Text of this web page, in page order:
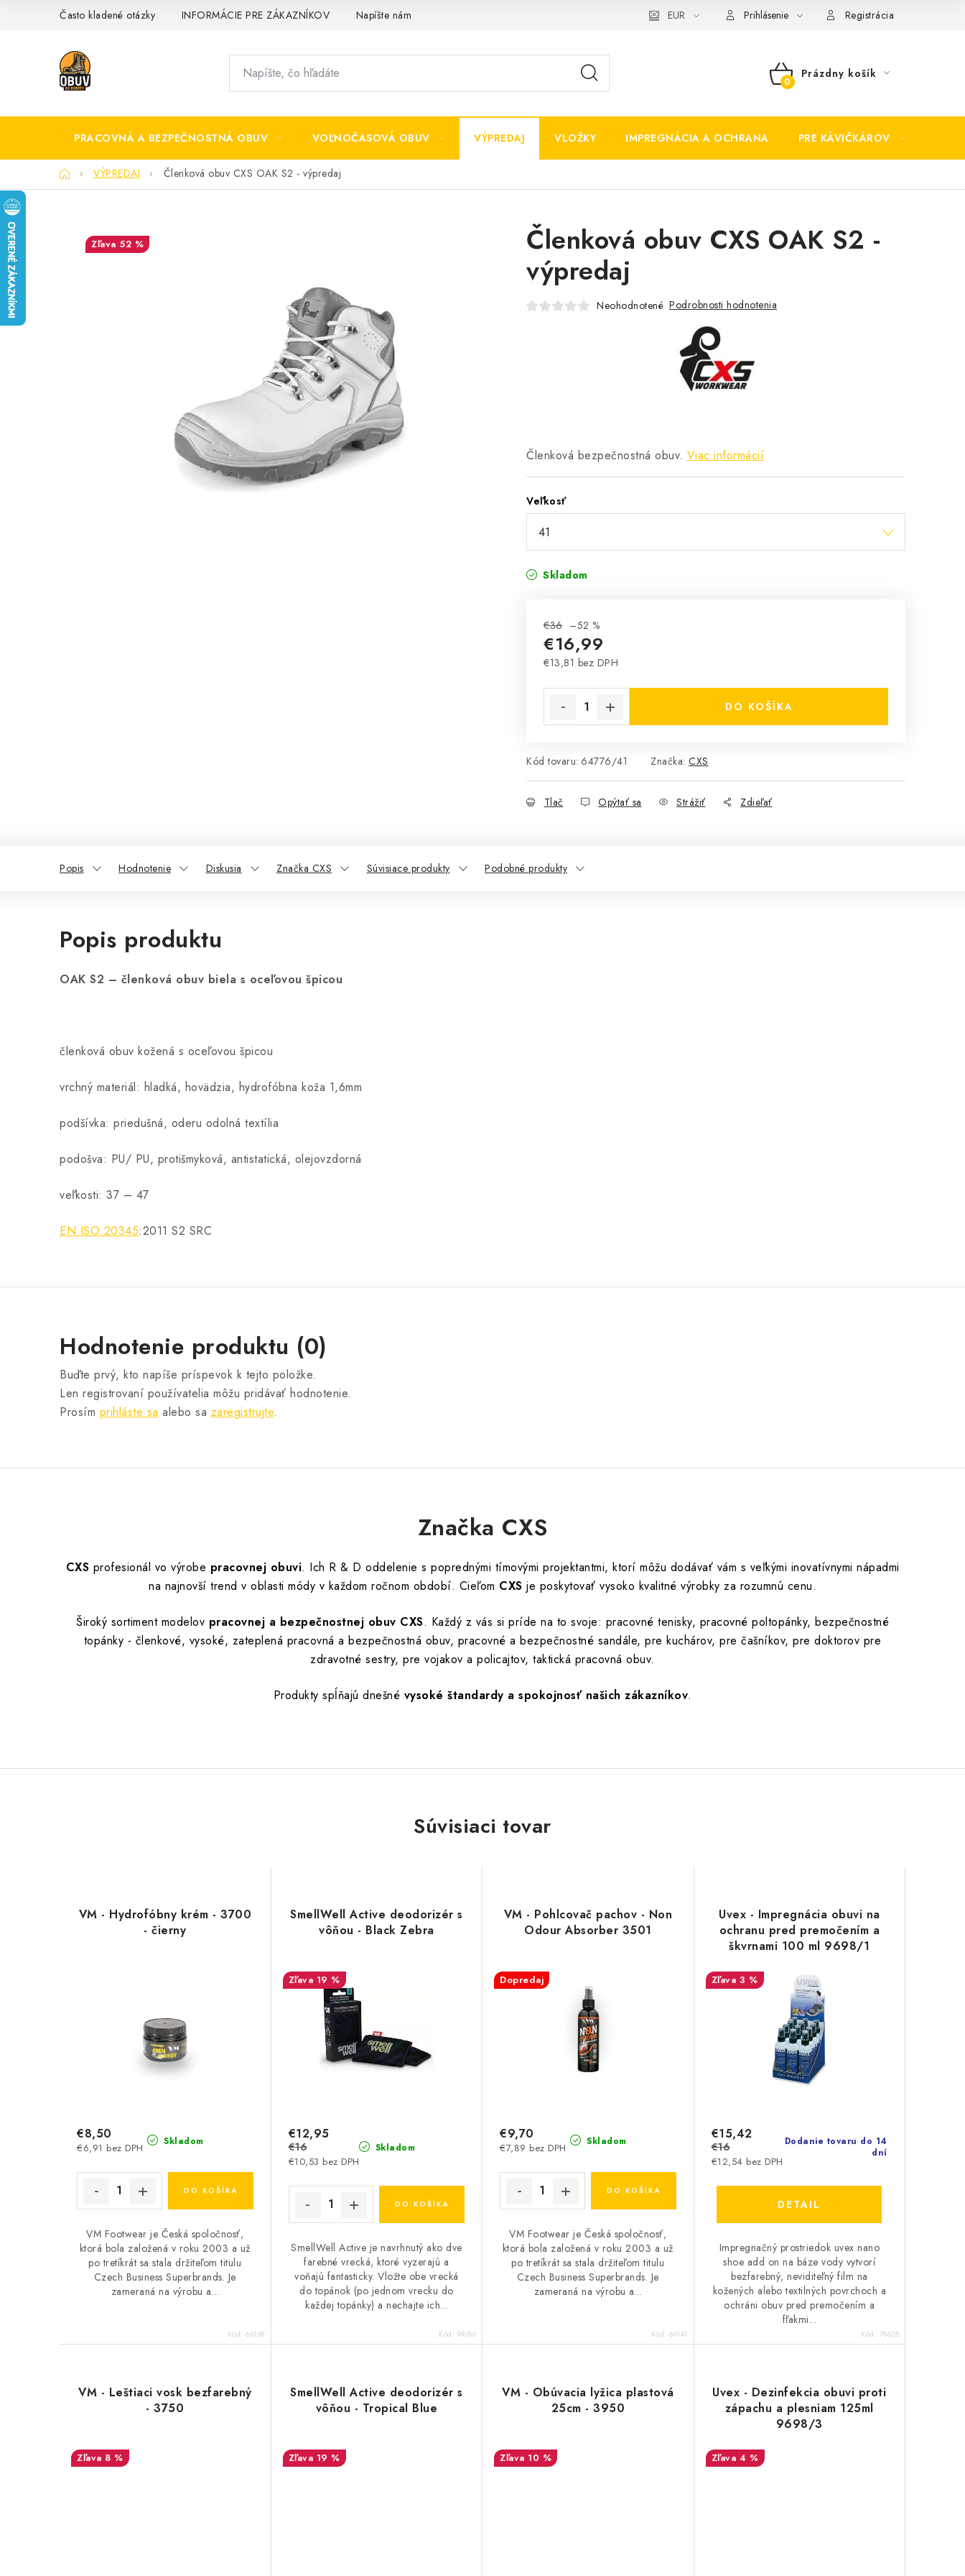
Často kladené otázky INFORMÁCIE PRE ZÁKAZNÍKOV Napíšte nám EUR Prihlásenie Registrácia
NÁKUPNÝ
Prázdny košík
PRACOVNÁ A BEZPEČNOSTNÁ OBUV VOĽNOČASOVÁ OBUV VÝPREDAJ VLOŽKY IMPREGNÁCIA A OCHRANA PRE KÁVIČKÁROV
DomovVÝPREDAJ Členková obuv CXS OAK S2 - výpredaj
Členková obuv CXS OAK S2 -
výpredaj
Neohodnotené Podrobnosti hodnotenia
Členková bezpečnostná obuv. Viac informácií
Veľkosť
Skladom
€36 –52 %
€16,99
€13,81 bez DPH
DO KOŠÍKA
Kód tovaru: 64776/41 Značka: CXS
Tlač Opýtať sa Strážiť Zdieľať
52 %
Popis Hodnotenie Diskusia Značka CXS Súvisiace produkty Podobné produkty
Popis produktu
OAK S2 – členková obuv biela s oceľovou špicou
členková obuv kožená s oceľovou špicou
vrchný materiál: hladká, hovädzia, hydrofóbna koža 1,6mm
podšívka: priedušná, oderu odolná textília
podošva: PU/ PU, protišmyková, antistatická, olejovzdorná
veľkosti: 37 – 47
EN ISO 20345:2011 S2 SRC
Hodnotenie produktu (0)
Buďte prvý, kto napíše príspevok k tejto položke.
Len registrovaní používatelia môžu pridávať hodnotenie.
Prosím prihláste sa alebo sa zaregistrujte.
Značka CXS
CXS profesionál vo výrobe pracovnej obuvi. Ich R & D oddelenie s poprednými tímovými projektantmi, ktorí môžu dodávať vám s veľkými inovatívnymi nápadmi
na najnovší trend v oblasti módy v každom ročnom období. Cieľom CXS je poskytovať vysoko kvalitné výrobky za rozumnú cenu.
Široký sortiment modelov pracovnej a bezpečnostnej obuv CXS. Každý z vás si príde na to svoje: pracovné tenisky, pracovné poltopánky, bezpečnostné
topánky - členkové, vysoké, zateplená pracovná a bezpečnostná obuv, pracovné a bezpečnostné sandále, pre kuchárov, pre čašníkov, pre doktorov pre
zdravotné sestry, pre vojakov a policajtov, taktická pracovná obuv.
Produkty spĺňajú dnešné vysoké štandardy a spokojnosť našich zákazníkov.
Súvisiaci tovar
VM - Hydrofóbny krém - 3700
- čierny
Skladom
€6,91 bez DPH
€8,50
DO KOŠÍKA
VM Footwear je Česká spoločnosť,
ktorá bola založená v roku 2003 a už
po tretíkrát sa stala držiteľom titulu
Czech Business Superbrands. Je
zameraná na výrobu a...
Kód: 66168
SmellWell Active deodorizér s
vôňou - Black Zebra
19 %
Skladom
€10,53 bez DPH
€12,95
€16
DO KOŠÍKA
SmellWell Active je navrhnutý ako dve
farebné vrecká, ktoré vyzerajú a
voňajú fantasticky. Vložte obe vrecká
do topánok (po jednom vrecku do
každej topánky) a nechajte ich...
Kód: 99/86
VM - Pohlcovač pachov - Non
Odour Absorber 3501
Dopredaj
Skladom
€7,89 bez DPH
€9,70
DO KOŠÍKA
VM Footwear je Česká spoločnosť,
ktorá bola založená v roku 2003 a už
po tretíkrát sa stala držiteľom titulu
Czech Business Superbrands. Je
zameraná na výrobu a...
Kód: 66141
Uvex - Impregnácia obuvi na
ochranu pred premočením a
škvrnami 100 ml 9698/1
3 %
Dodanie tovaru do 14
dní
€12,54 bez DPH
€15,42
€16
DETAIL
Impregnačný prostriedok uvex nano
shoe add on na báze vody vytvorí
bezfarebný, neviditeľný film na
kožených alebo textilných povrchoch a
ochráni obuv pred premočením a
fľakmi...
Kód: 78828
VM - Leštiaci vosk bezfarebný
- 3750
8 %
SmellWell Active deodorizér s
vôňou - Tropical Blue
19 %
VM - Obúvacia lyžica plastová
25cm - 3950
10 %
Uvex - Dezinfekcia obuvi proti
zápachu a plesniam 125ml
9698/3
4 %